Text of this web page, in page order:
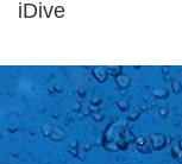
iDive